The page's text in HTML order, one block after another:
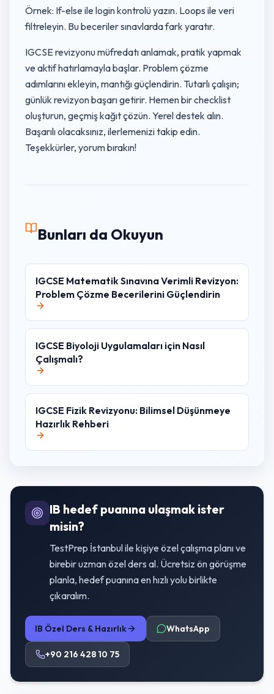
Örnek: If-else ile login kontrolü yazın. Loops ile veri
filtreleyin. Bu beceriler sınavlarda fark yaratır.
IGCSE revizyonu müfredatı anlamak, pratik yapmak
ve aktif hatırlamayla başlar. Problem çözme
adımlarını ekleyin, mantığı güçlendirin. Tutarlı çalışın;
günlük revizyon başarı getirir. Hemen bir checklist
oluşturun, geçmiş kağıt çözün. Yerel destek alın.
Başarılı olacaksınız, ilerlemenizi takip edin.
Teşekkürler, yorum bırakın!
Bunları da Okuyun
IGCSE Matematik Sınavına Verimli Revizyon:
Problem Çözme Becerilerini Güçlendirin
IGCSE Biyoloji Uygulamaları için Nasıl
Çalışmalı?
IGCSE Fizik Revizyonu: Bilimsel Düşünmeye
Hazırlık Rehberi
IB hedef puanına ulaşmak ister
misin?
TestPrep İstanbul ile kişiye özel çalışma planı ve
birebir uzman özel ders al. Ücretsiz ön görüşme
planla, hedef puanına en hızlı yolu birlikte
çıkaralım.
IB Özel Ders & Hazırlık WhatsApp
+90 216 428 10 75